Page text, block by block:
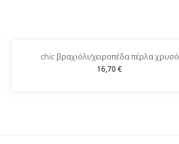
chic βραχιόλι/χειροπέδα πέρλα χρυσό
16,70€